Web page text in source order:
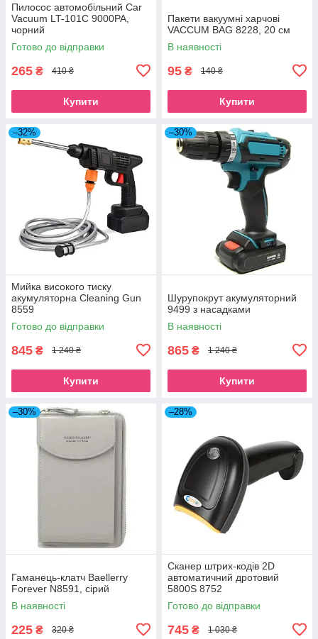
Пилосос автомобільний Car
Vacuum LT-101C 9000PA,
чорний
Готово до відправки
265 ₴ 410 ₴
Купити
Пакети вакуумні харчові
VACCUM BAG 8228, 20 см
В наявності
95 ₴ 140 ₴
Купити
–32%
Мийка високого тиску
акумуляторна Cleaning Gun
8559
Готово до відправки
845 ₴ 1 240 ₴
Купити
–30%
Шурупокрут акумуляторний
9499 з насадками
В наявності
865 ₴ 1 240 ₴
Купити
–30%
Гаманець-клатч Baellerry
Forever N8591, сірий
В наявності
225 ₴ 320 ₴
–28%
Сканер штрих-кодів 2D
автоматичний дротовий
5800S 8752
Готово до відправки
745 ₴ 1 030 ₴